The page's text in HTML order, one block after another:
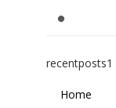
recentposts1
Home